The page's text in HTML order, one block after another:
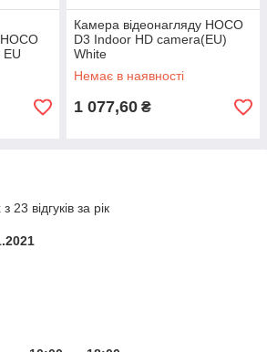
Камера відеонагляду HOCO
D3 Indoor HD camera(EU)
White
Немає в наявності
1 077,60 ₴
23 відгуків за рік